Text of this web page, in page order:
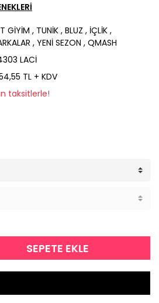
GİYİM , TUNİK ,BLUZ , İÇLİK ,
,YENİ SEZON,QMASH
LACİ
TL + KDV
taksitlerle!
SEPETE EKLE